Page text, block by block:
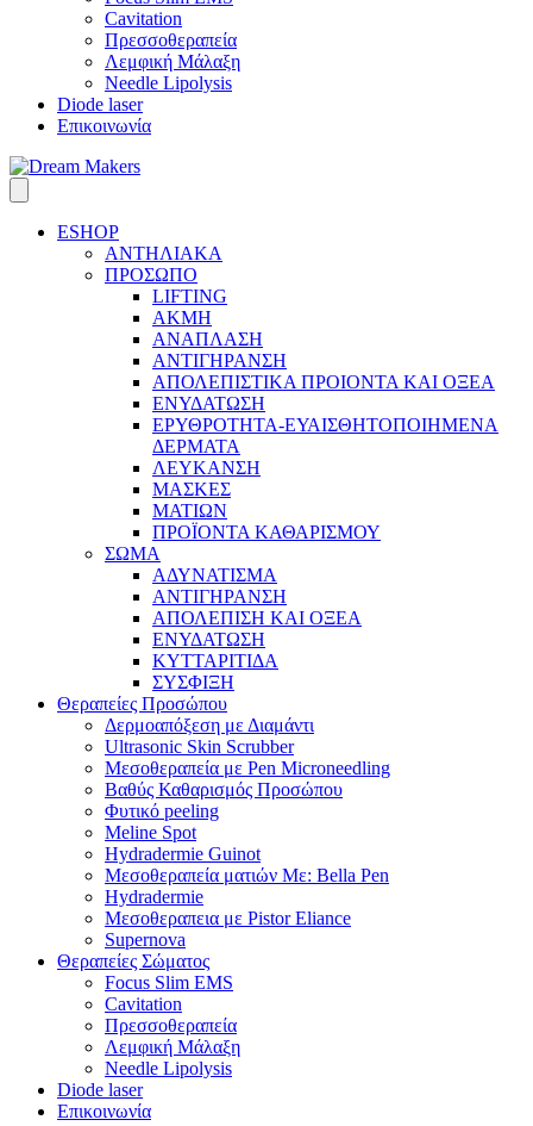
Cavitation
Πρεσσοθεραπεία
Λεμφική Μάλαξη
Needle Lipolysis
Diode laser
Επικοινωνία
ESHOP
ΑΝΤΗΛΙΑΚΑ
ΠΡΟΣΩΠΟ
LIFTING
ΑΚΜΗ
ΑΝΑΠΛΑΣΗ
ΑΝΤΙΓΗΡΑΝΣΗ
ΑΠΟΛΕΠΙΣΤΙΚΑ ΠΡΟΙΟΝΤΑ ΚΑΙ ΟΞΕΑ
ΕΝΥΔΑΤΩΣΗ
ΕΡΥΘΡΟΤΗΤΑ-ΕΥΑΙΣΘΗΤΟΠΟΙΗΜΕΝΑ
ΔΕΡΜΑΤΑ
ΛΕΥΚΑΝΣΗ
ΜΑΣΚΕΣ
ΜΑΤΙΩΝ
ΠΡΟΪΟΝΤΑ ΚΑΘΑΡΙΣΜΟΥ
ΣΩΜΑ
ΑΔΥΝΑΤΙΣΜΑ
ΑΝΤΙΓΗΡΑΝΣΗ
ΑΠΟΛΕΠΙΣΗ ΚΑΙ ΟΞΕΑ
ΕΝΥΔΑΤΩΣΗ
ΚΥΤΤΑΡΙΤΙΔΑ
ΣΥΣΦΙΞΗ
Θεραπείες Προσώπου
Δερμοαπόξεση με Διαμάντι
Ultrasonic Skin Scrubber
Μεσοθεραπεία με Pen Microneedling
Βαθύς Καθαρισμός Προσώπου
Φυτικό peeling
Meline Spot
Hydradermie Guinot
Μεσοθεραπεία ματιών Με: Bella Pen
Hydradermie
Μεσοθεραπεια με Pistor Eliance
Supernova
Θεραπείες Σώματος
Focus Slim EMS
Cavitation
Πρεσσοθεραπεία
Λεμφική Μάλαξη
Needle Lipolysis
Diode laser
Επικοινωνία